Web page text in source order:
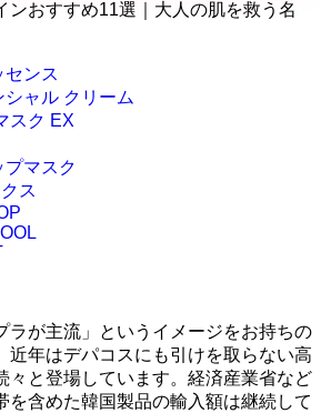
ンおすすめ11選｜大人の肌を救う名
センス
ャル クリーム
スク EX
プマスク
ス
ラが主流」というイメージをお持ちの
近年はデパコスにも引けを取らない高
々と登場しています。経済産業省など
を含めた韓国製品の輸入額は継続して